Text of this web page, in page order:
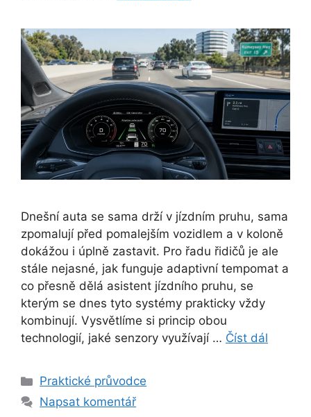
Dnešní auta se sama drží v jízdním pruhu, sama
zpomalují před pomalejším vozidlem a v koloně
dokážou i úplně zastavit. Pro řadu řidičů je ale
stále nejasné, jak funguje adaptivní tempomat a
co přesně dělá asistent jízdního pruhu, se
kterým se dnes tyto systémy prakticky vždy
kombinují. Vysvětlíme si princip obou
technologií, jaké senzory využívají … Číst dál
Rubriky
Praktické průvodce
Napsat komentář